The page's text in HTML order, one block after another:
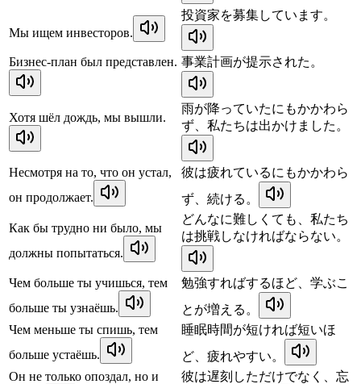
Мы ищем инвесторов.
投資家を募集しています。
Бизнес-план был представлен. 事業計画が提示された。
Хотя шёл дождь, мы вышли.
雨が降っていたにもかかわら
ず、私たちは出かけました。
Несмотря на то, что он устал,
он продолжает.
彼は疲れているにもかかわら
ず、続ける。
Как бы трудно ни было, мы
должны попытаться.
どんなに難しくても、私たち
は挑戦しなければならない。
Чем больше ты учишься, тем
больше ты узнаёшь.
勉強すればするほど、学ぶこ
とが増える。
Чем меньше ты спишь, тем
больше устаёшь.
睡眠時間が短ければ短いほ
ど、疲れやすい。
Он не только опоздал, но и
彼は遅刻しただけでなく、忘